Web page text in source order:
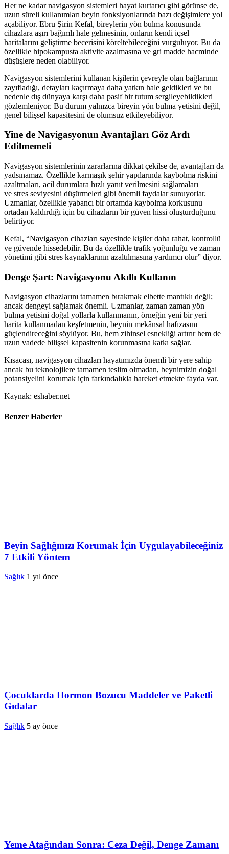
Her ne kadar navigasyon sistemleri hayat kurtarıcı gibi görünse de,
uzun süreli kullanımları beyin fonksiyonlarında bazı değişimlere yol
açabiliyor. Ebru Şirin Kefal, bireylerin yön bulma konusunda
cihazlara aşırı bağımlı hale gelmesinin, onların kendi içsel
haritalarını geliştirme becerisini köreltebileceğini vurguluyor. Bu da
özellikle hipokampusta aktivite azalmasına ve gri madde hacminde
düşüşlere neden olabiliyor.
Navigasyon sistemlerini kullanan kişilerin çevreyle olan bağlarının
zayıfladığı, detayları kaçırmaya daha yatkın hale geldikleri ve bu
nedenle dış dünyaya karşı daha pasif bir tutum sergileyebildikleri
gözlemleniyor. Bu durum yalnızca bireyin yön bulma yetisini değil,
genel bilişsel kapasitesini de olumsuz etkileyebiliyor.
Yine de Navigasyonun Avantajları Göz Ardı
Edilmemeli
Navigasyon sistemlerinin zararlarına dikkat çekilse de, avantajları da
yadsınamaz. Özellikle karmaşık şehir yapılarında kaybolma riskini
azaltmaları, acil durumlara hızlı yanıt verilmesini sağlamaları
ve stres seviyesini düşürmeleri gibi önemli faydalar sunuyorlar.
Uzmanlar, özellikle yabancı bir ortamda kaybolma korkusunu
ortadan kaldırdığı için bu cihazların bir güven hissi oluşturduğunu
belirtiyor.
Kefal, “Navigasyon cihazları sayesinde kişiler daha rahat, kontrollü
ve güvende hissedebilir. Bu da özellikle trafik yoğunluğu ve zaman
yönetimi gibi stres kaynaklarının azaltılmasına yardımcı olur” diyor.
Denge Şart: Navigasyonu Akıllı Kullanın
Navigasyon cihazlarını tamamen bırakmak elbette mantıklı değil;
ancak dengeyi sağlamak önemli. Uzmanlar, zaman zaman yön
bulma yetisini doğal yollarla kullanmanın, örneğin yeni bir yeri
harita kullanmadan keşfetmenin, beynin mekânsal hafızasını
güçlendireceğini söylüyor. Bu, hem zihinsel esnekliği artırır hem de
uzun vadede bilişsel kapasitenin korunmasına katkı sağlar.
Kısacası, navigasyon cihazları hayatımızda önemli bir yere sahip
ancak bu teknolojilere tamamen teslim olmadan, beynimizin doğal
potansiyelini korumak için farkındalıkla hareket etmekte fayda var.
Kaynak: eshaber.net
Benzer Haberler
Beyin Sağlığınızı Korumak İçin Uygulayabileceğiniz
7 Etkili Yöntem
Sağlık 1 yıl önce
Çocuklarda Hormon Bozucu Maddeler ve Paketli
Gıdalar
Sağlık 5 ay önce
Yeme Atağından Sonra: Ceza Değil, Denge Zamanı